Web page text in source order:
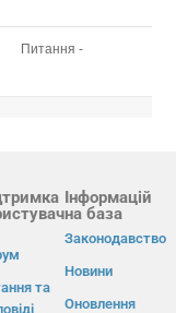
Питання -
та
Інформацій
на база
Законодавство
Новини
Оновлення